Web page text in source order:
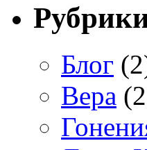
Блог
Вера